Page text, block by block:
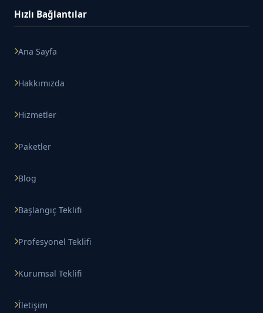
Hızlı Bağlantılar
Ana Sayfa
Hakkımızda
Hizmetler
Paketler
Blog
Başlangıç Teklifi
Profesyonel Teklifi
Kurumsal Teklifi
İletişim